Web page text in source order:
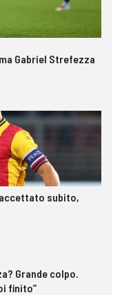
Gabriel Strefezza
accettato subito,
Grande colpo.
finito”